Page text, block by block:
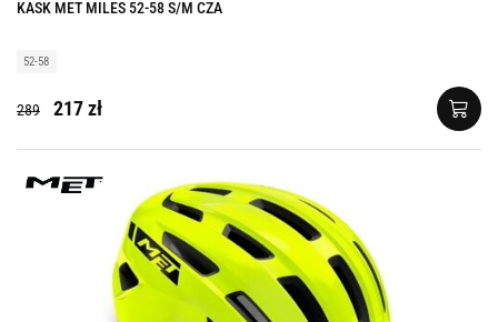
KASK MET MILES 52-58 S/M CZA
52-58
289 217 zł